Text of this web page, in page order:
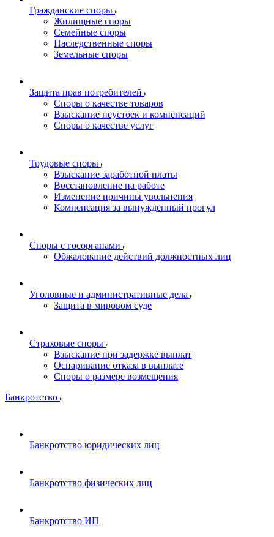
Гражданские споры
Жилищные споры
Семейные споры
Наследственные споры
Земельные споры
Защита прав потребителей
Споры о качестве товаров
Взыскание неустоек и компенсаций
Споры о качестве услуг
Трудовые споры
Взыскание заработной платы
Восстановление на работе
Изменение причины увольнения
Компенсация за вынужденный прогул
Споры с госорганами
Обжалование действий должностных лиц
Уголовные и административные дела
Защита в мировом суде
Страховые споры
Взыскание при задержке выплат
Оспаривание отказа в выплате
Споры о размере возмещения
Банкротство
Банкротство юридических лиц
Банкротство физических лиц
Банкротство ИП